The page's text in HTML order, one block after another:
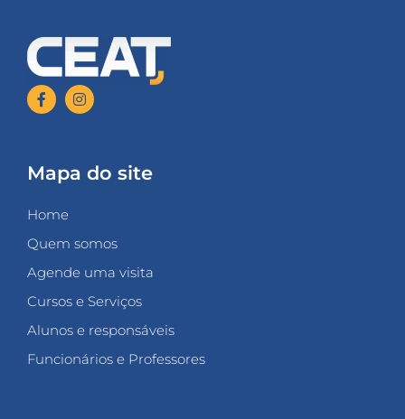
Mapa do site
Home
Quem somos
Agende uma visita
Cursos e Serviços
Alunos e responsáveis
Funcionários e Professores